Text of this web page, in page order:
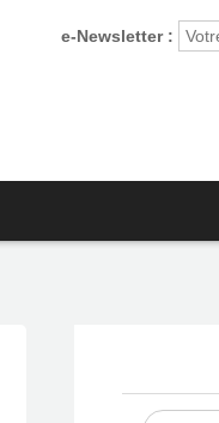
e-Newsletter :